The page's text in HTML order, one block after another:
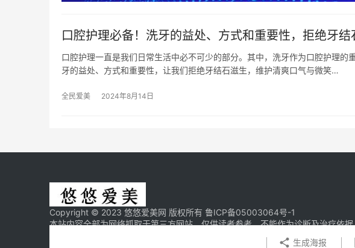
生成海报
口腔护理必备！洗牙的益处、方式和重要性，拒绝牙
口腔护理一直是我们日常生活中必不可少的部分。其中，洗牙作为口腔护理
牙的益处、方式和重要性，让我们拒绝牙结石滋生，维护清爽口气与微笑…
全民爱美 2024年8月14日
Copyright © 2023 悠悠爱美网 版权所有 鲁ICP备05003064号-1
本站内容全部为网络抓取于第三方网站，仅供读者参考，不能作为诊断及治疗依